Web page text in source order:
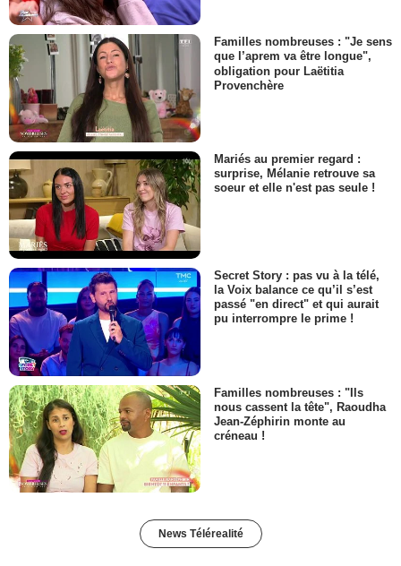
Familles nombreuses : "Je sens
que l’aprem va être longue",
obligation pour Laëtitia
Provenchère
Mariés au premier regard :
surprise, Mélanie retrouve sa
soeur et elle n'est pas seule !
Secret Story : pas vu à la télé,
la Voix balance ce qu’il s’est
passé "en direct" et qui aurait
pu interrompre le prime !
Familles nombreuses : "Ils
nous cassent la tête", Raoudha
Jean-Zéphirin monte au
créneau !
News Télérealité